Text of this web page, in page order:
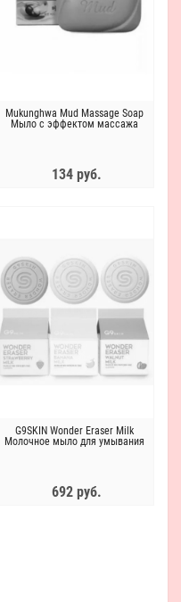
Mukunghwa Mud Massage Soap
Мыло с эффектом массажа
134 руб.
G9SKIN Wonder Eraser Milk
Молочное мыло для умывания
692 руб.